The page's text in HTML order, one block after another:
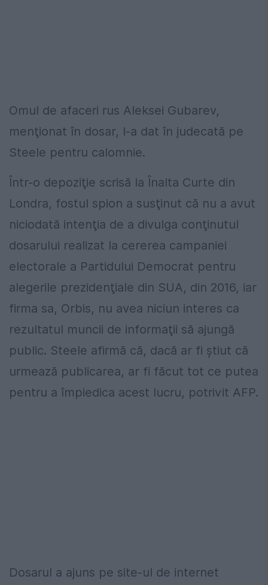
Omul de afaceri rus Aleksei Gubarev,
menţionat în dosar, l-a dat în judecată pe
Steele pentru calomnie.
Într-o depoziţie scrisă la Înalta Curte din
Londra, fostul spion a susţinut că nu a avut
niciodată intenţia de a divulga conţinutul
dosarului realizat la cererea campaniei
electorale a Partidului Democrat pentru
alegerile prezidenţiale din SUA, din 2016, iar
firma sa, Orbis, nu avea niciun interes ca
rezultatul muncii de informaţii să ajungă
public. Steele afirmă că, dacă ar fi ştiut că
urmează publicarea, ar fi făcut tot ce putea
pentru a împiedica acest lucru, potrivit AFP.
Dosarul a ajuns pe site-ul de internet